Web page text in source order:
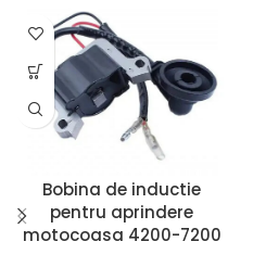
Bobina de inductie
pentru aprindere
motocoasa 4200-7200